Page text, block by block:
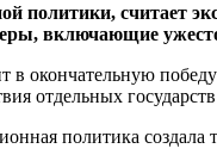
политики, считает
включающие
в окончательную
отдельных
политика